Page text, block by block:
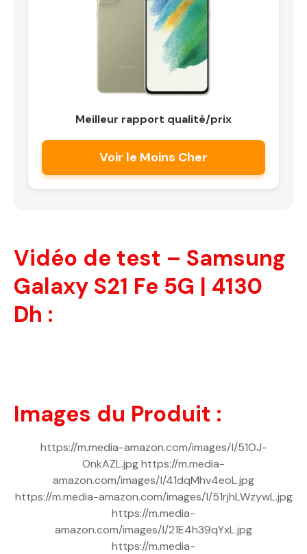
Meilleur rapport qualité/prix
Voir le Moins Cher
Vidéo de test – Samsung
Galaxy S21 Fe 5G | 4130
Dh :
Images du Produit :
https://m.media-amazon.com/images/I/51OJ-
OnkAZL.jpg https://m.media-
amazon.com/images/I/41dqMhv4eoL.jpg
https://m.media-amazon.com/images/I/51rjhLWzywL.jpg
https://m.media-
amazon.com/images/I/21E4h39qYxL.jpg
https://m.media-